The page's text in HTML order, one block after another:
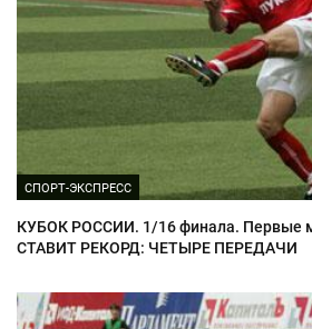
СПОРТ-ЭКСПРЕСС
КУБОК РОССИИ. 1/16 финала. Первые
СТАВИТ РЕКОРД: ЧЕТЫРЕ ПЕРЕДАЧИ